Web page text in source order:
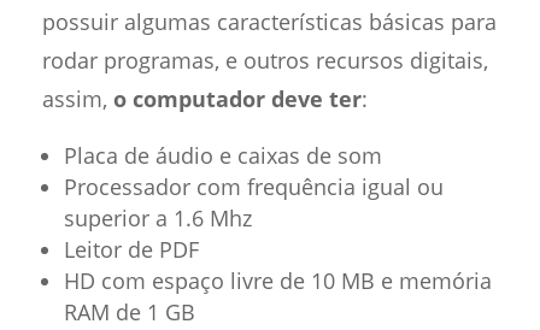
possuir algumas características básicas para
rodar programas, e outros recursos digitais,
assim, o computador deve ter:
Placa de áudio e caixas de som
Processador com frequência igual ou
superior a 1.6 Mhz
Leitor de PDF
HD com espaço livre de 10 MB e memória
RAM de 1 GB